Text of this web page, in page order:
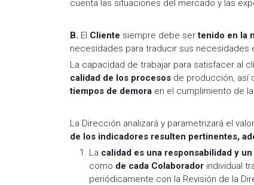
cuenta las situaciones del mercado y las
B. El Cliente siempre debe sertenido en la
necesidades para traducir sus
La capacidad de trabajar para satisfacer al
calidad de los procesos de producción, así
tiempos de demora en el cumplimiento de
La Dirección analizará y parametrizará el
de los indicadores resulten pertinentes,
La calidad es una responsabilidad y
como de cada Colaborador individual
periódicamente con la Revisión de la